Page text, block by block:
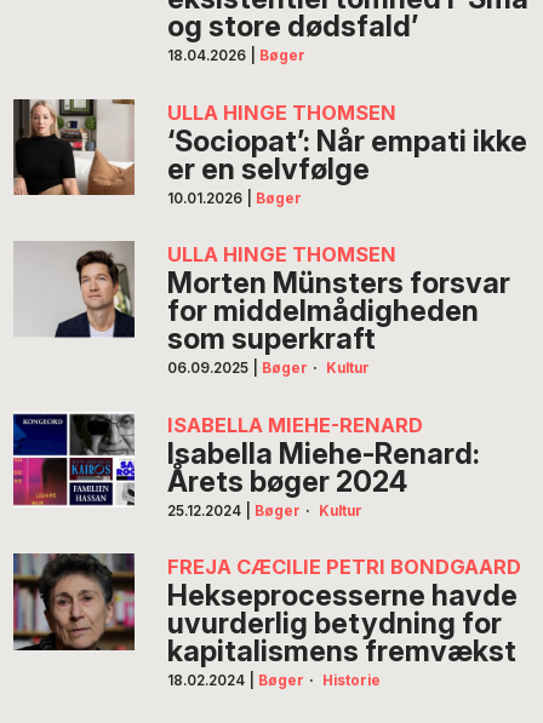
og store dødsfald’
18.04.2026 Bøger
ULLA HINGE THOMSEN
‘Sociopat’: Når empati ikke
er en selvfølge
10.01.2026 Bøger
ULLA HINGE THOMSEN
Morten Münsters forsvar
for middelmådigheden
som superkraft
06.09.2025 Bøger · Kultur
ISABELLA MIEHE-RENARD
Isabella Miehe-Renard:
Årets bøger 2024
25.12.2024 Bøger · Kultur
FREJA CÆCILIE PETRI BONDGAARD
Hekseprocesserne havde
uvurderlig betydning for
kapitalismens fremvækst
18.02.2024 Bøger · Historie